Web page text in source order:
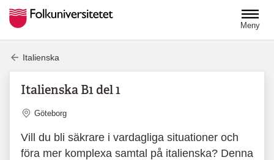
Meny
Italienska
Italienska B1 del 1
Plats
Göteborg
Vill du bli säkrare i vardagliga situationer och
föra mer komplexa samtal på italienska? Denna